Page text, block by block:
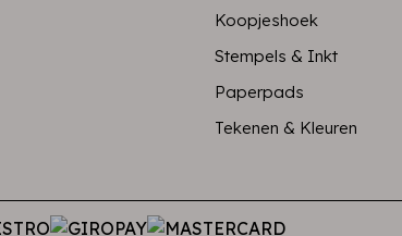
Koopjeshoek
Stempels & Inkt
Paperpads
Tekenen & Kleuren